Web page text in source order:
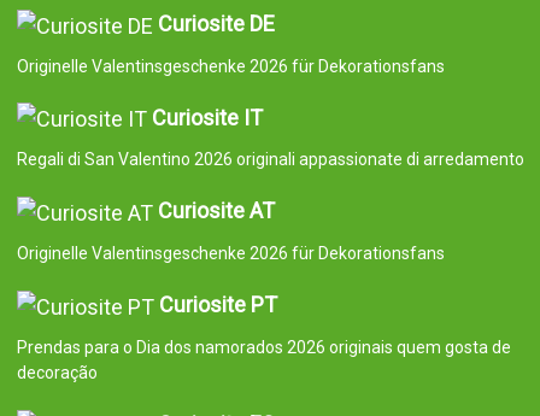
Curiosite DE
Originelle Valentinsgeschenke 2026 für Dekorationsfans
Curiosite IT
Regali di San Valentino 2026 originali appassionate di arredamento
Curiosite AT
Originelle Valentinsgeschenke 2026 für Dekorationsfans
Curiosite PT
Prendas para o Dia dos namorados 2026 originais quem gosta de
decoração